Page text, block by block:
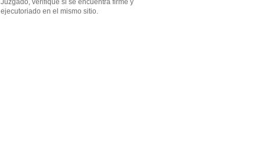
Juzgado, verifique si se encuentra firme y
ejecutoriado en el mismo sitio.